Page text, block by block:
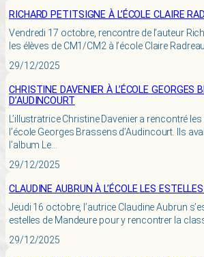
RICHARD PETITSIGNE À L’ÉCOLE CLAIRE
Vendredi 17 octobre, rencontre de l’auteur
les élèves de CM1/CM2 à l’école Claire
29/12/2025
CHRISTINE DAVENIER À L’ÉCOLE GEORGES
D’AUDINCOURT
L’illustratrice Christine Davenier a rencontré les
l’école Georges Brassens d’Audincourt. Ils
l’album Le…
29/12/2025
CLAUDINE AUBRUN À L’ÉCOLE LES
Jeudi 16 octobre, l’autrice Claudine Aubrun
estelles de Mandeure pour y rencontrer la
29/12/2025